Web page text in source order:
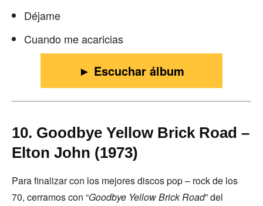
Déjame
Cuando me acaricias
► Escuchar álbum
10. Goodbye Yellow Brick Road –
Elton John (1973)
Para finalizar con los mejores discos pop – rock de los
70, cerramos con “Goodbye Yellow Brick Road” del